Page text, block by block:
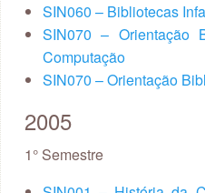
SIN060 – Bibliotecas
SIN070 – Orientação
Computação
SIN070 – Orientação
2005
1° Semestre